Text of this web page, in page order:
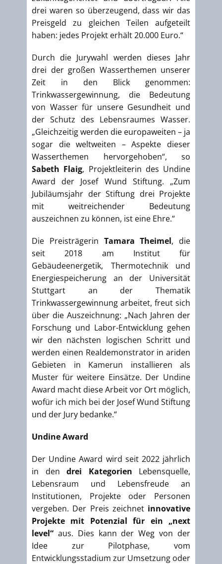
drei waren so überzeugend, dass wir das
Preisgeld zu gleichen Teilen aufgeteilt
haben: jedes Projekt erhält 20.000 Euro.“
Durch die Jurywahl werden dieses Jahr
drei der großen Wasserthemen unserer
Zeit in den Blick genommen:
Trinkwassergewinnung, die Bedeutung
von Wasser für unsere Gesundheit und
der Schutz des Lebensraumes Wasser.
„Gleichzeitig werden die europaweiten – ja
sogar die weltweiten – Aspekte dieser
Wasserthemen hervorgehoben“, so
Sabeth Flaig, Projektleiterin des Undine
Award der Josef Wund Stiftung. „Zum
Jubiläumsjahr der Stiftung drei Projekte
mit weitreichender Bedeutung
auszeichnen zu können, ist eine Ehre.“
Die Preisträgerin Tamara Theimel, die
seit 2018 am Institut für
Gebäudeenergetik, Thermotechnik und
Energiespeicherung an der Universität
Stuttgart an der Thematik
Trinkwassergewinnung arbeitet, freut sich
über die Auszeichnung: „Nach Jahren der
Forschung und Labor-Entwicklung gehen
wir den nächsten logischen Schritt und
werden einen Realdemonstrator in ariden
Gebieten in Kamerun installieren als
Muster für weitere Einsätze. Der Undine
Award macht diese Arbeit vor Ort möglich,
wofür ich mich bei der Josef Wund Stiftung
und der Jury bedanke.“
Undine Award
Der Undine Award wird seit 2022 jährlich
in den drei Kategorien Lebensquelle,
Lebensraum und Lebensfreude an
Institutionen, Projekte oder Personen
vergeben. Der Preis zeichnet innovative
Projekte mit Potenzial für ein „next
level“ aus. Dies kann der Weg von der
Idee zur Pilotphase, vom
Entwicklungsstadium zur Umsetzung oder